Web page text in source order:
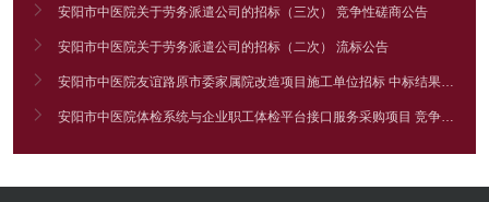
 安阳市中医院关于劳务派遣公司的招标（三次） 竞争性磋商公告
 安阳市中医院关于劳务派遣公司的招标（二次） 流标公告
 安阳市中医院友谊路原市委家属院改造项目施工单位招标 中标结果公告
 安阳市中医院体检系统与企业职工体检平台接口服务采购项目 竞争性谈判公告